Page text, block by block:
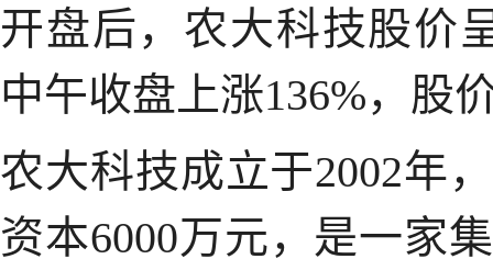
开盘后，农大科技股价
中午收盘上涨136%，股
农大科技成立于2002年
资本6000万元，是一家